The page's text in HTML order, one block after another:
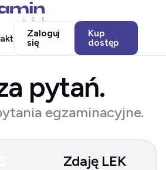
Zaloguj
się
Kup
dostęp
pytań.
egzaminacyjne.
Zdaję LEK